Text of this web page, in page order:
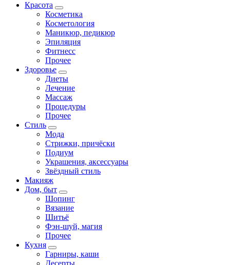
Красота
Косметика
Косметология
Маникюр, педикюр
Эпиляция
Фитнесс
Прочее
Здоровье
Диеты
Лечение
Массаж
Процедуры
Прочее
Стиль
Мода
Стрижки, причёски
Подиум
Украшения, аксессуары
Звёздный стиль
Макияж
Дом, быт
Шопинг
Вязание
Шитьё
Фэн-шуй, магия
Прочее
Кухня
Гарниры, каши
Десерты